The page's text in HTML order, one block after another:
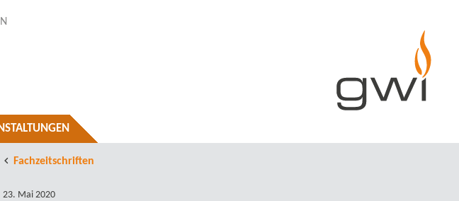
Fachzeitschriften
23. Mai 2020